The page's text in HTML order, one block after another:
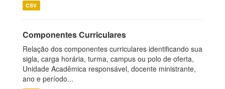
CSV
Componentes Curriculares
Relação dos componentes curriculares identificando sua
sigla, carga horária, turma, campus ou polo de oferta,
Unidade Acadêmica responsável, docente ministrante,
ano e período...